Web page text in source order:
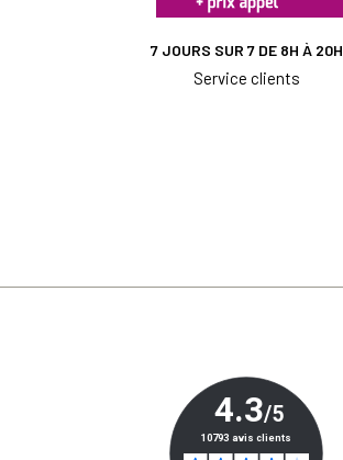
7 JOURS SUR 7 DE 8H À 20H
Service clients